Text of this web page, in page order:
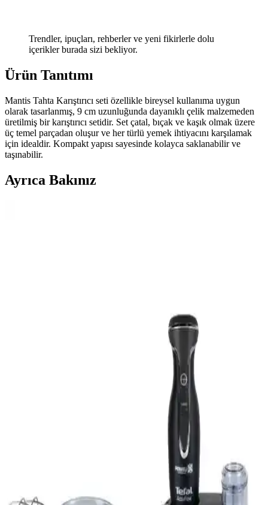
Trendler, ipuçları, rehberler ve yeni fikirlerle dolu
içerikler burada sizi bekliyor.
Ürün Tanıtımı
Mantis Tahta Karıştırıcı seti özellikle bireysel kullanıma uygun
olarak tasarlanmış, 9 cm uzunluğunda dayanıklı çelik malzemeden
üretilmiş bir karıştırıcı setidir. Set çatal, bıçak ve kaşık olmak üzere
üç temel parçadan oluşur ve her türlü yemek ihtiyacını karşılamak
için idealdir. Kompakt yapısı sayesinde kolayca saklanabilir ve
taşınabilir.
Ayrıca Bakınız
Hijyenik İçin Uygun Çay ve Kahve Karıştırma
Kuzey Ahşap’ın 1500’lü seti, doğal kayın ağacından üretilmiş,
hijyenik ve kullanışlı tek kullanımlık çay ve kahve karıştırıcılarıdır.
Mantis 9 cm Tahta Karıştırıcı Seti: Dayanıklı Çelik
Mantis 9 cm tahta karıştırıcı seti, dayanıklı çelik malzeme ve çok
renkli tasarımıyla tek kişilik kullanıma uygun, pratik ve estetik bir
çözüm sunar. Kompakt yapısı kahve fincanları için idealdir.
Open Home Aqua Mix Karıştırıcılı Sürahi 2,25 L -